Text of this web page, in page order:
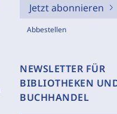
Jetzt abonnieren
Abbestellen
NEWSLETTER FÜR
BIBLIOTHEKEN
BUCHHANDEL